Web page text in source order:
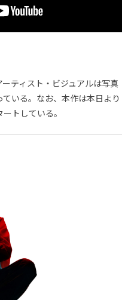
ティスト・ビジュアルは写真
いる。なお、本作は本日より
トしている。